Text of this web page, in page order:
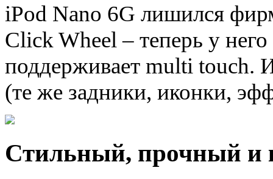
iPod Nano 6G лишился
Click Wheel – теперь у
поддерживает multi touch.
(те же задники, иконки,
Стильный, прочный и